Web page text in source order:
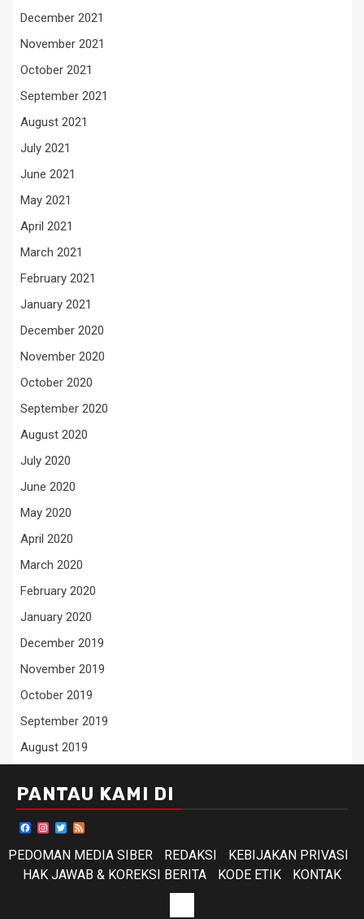
December 2021
November 2021
October 2021
September 2021
August 2021
July 2021
June 2021
May 2021
April 2021
March 2021
February 2021
January 2021
December 2020
November 2020
October 2020
September 2020
August 2020
July 2020
June 2020
May 2020
April 2020
March 2020
February 2020
January 2020
December 2019
November 2019
October 2019
September 2019
August 2019
PANTAU KAMI DI
Facebook
Instagram
Twitter
PEDOMAN MEDIA SIBER
REDAKSI
KEBIJAKAN PRIVASI
HAK JAWAB & KOREKSI BERITA
KODE ETIK KONTAK